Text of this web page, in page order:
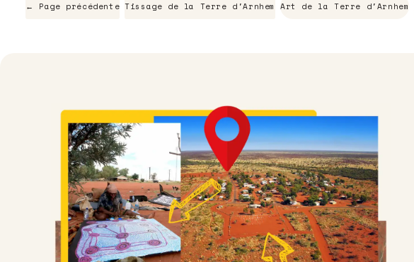
← Page précédente Tissage de la Terre d'Arnhem Art de la Terre d'Arnhem